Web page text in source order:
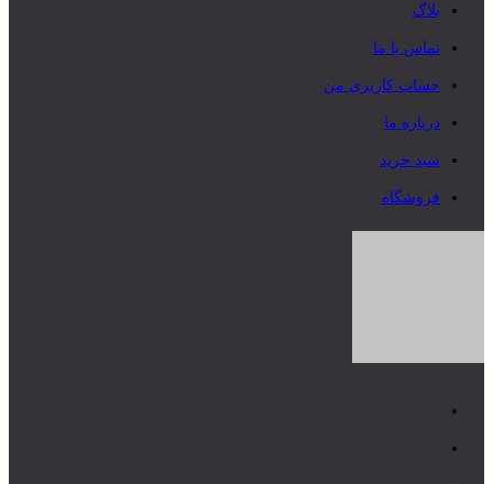
بلاگ
تماس با ما
حساب کاربری من
درباره ما
سبد خرید
فروشگاه